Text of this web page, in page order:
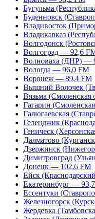
Бугульма
Буденновск
Владивосток
Владикавказ
Волгодонск
Волгоград — 92,6
Волноваха (ДНР) —
Вологда — 96,0 FM
Воронеж — 89,4 FM
Вышний Волочек
Вязьма
Гагарин
Галюгаевская
Геленджик
Геническ
Далматово
Дзержинск
Димитровград
Донецк — 102,6 FM
Ейск
Екатеринбург —
Ессентуки
Железногорск
Жердевка